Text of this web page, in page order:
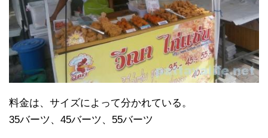
料金は、サイズによって分かれている。
35バーツ、45バーツ、55バーツ